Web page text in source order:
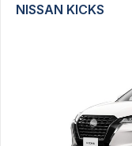
NISSAN KICKS